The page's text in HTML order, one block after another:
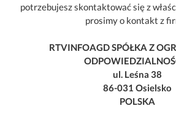
potrzebujesz skontaktować się z
prosimy o kontakt z
RTVINFOAGD SPÓŁKA Z
ul. Leśna 38
86-031 Osielsko
POLSKA